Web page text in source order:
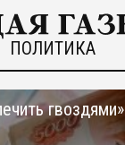
ПОЛИТИКА
гвоздями»